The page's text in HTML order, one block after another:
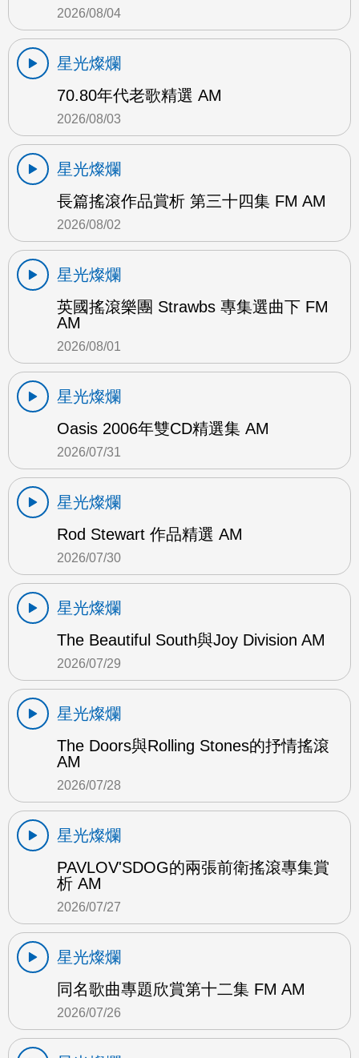
2026/08/04
星光燦爛
70.80年代老歌精選 AM
2026/08/03
星光燦爛
長篇搖滾作品賞析 第三十四集 FM AM
2026/08/02
星光燦爛
英國搖滾樂團 Strawbs 專集選曲下 FM
AM
2026/08/01
星光燦爛
Oasis 2006年雙CD精選集 AM
2026/07/31
星光燦爛
Rod Stewart 作品精選 AM
2026/07/30
星光燦爛
The Beautiful South與Joy Division AM
2026/07/29
星光燦爛
The Doors與Rolling Stones的抒情搖滾
AM
2026/07/28
星光燦爛
PAVLOV'SDOG的兩張前衛搖滾專集賞
析 AM
2026/07/27
星光燦爛
同名歌曲專題欣賞第十二集 FM AM
2026/07/26